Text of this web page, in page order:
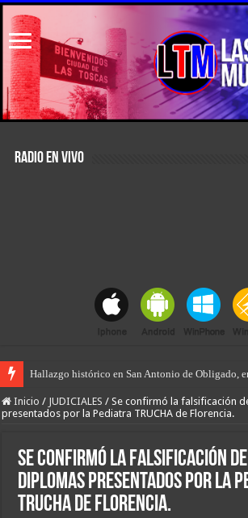
RADIO EN VIVO
“Prisión domiciliaria” para el envenenador-
Inicio / JUDICIALES / Se confirmó la falsificación
presentados por la Pediatra TRUCHA de Florencia.
Se confirmó la falsificación
Diplomas presentados por la
TRUCHA de Florencia.